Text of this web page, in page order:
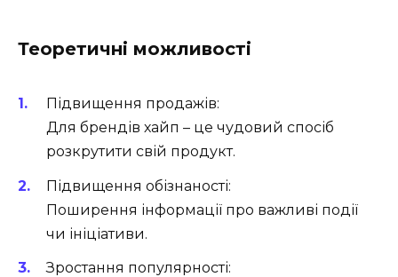
Теоретичні можливості
Підвищення продажів:
Для брендів хайп – це чудовий спосіб
розкрутити свій продукт.
Підвищення обізнаності:
Поширення інформації про важливі події
чи ініціативи.
Зростання популярності: